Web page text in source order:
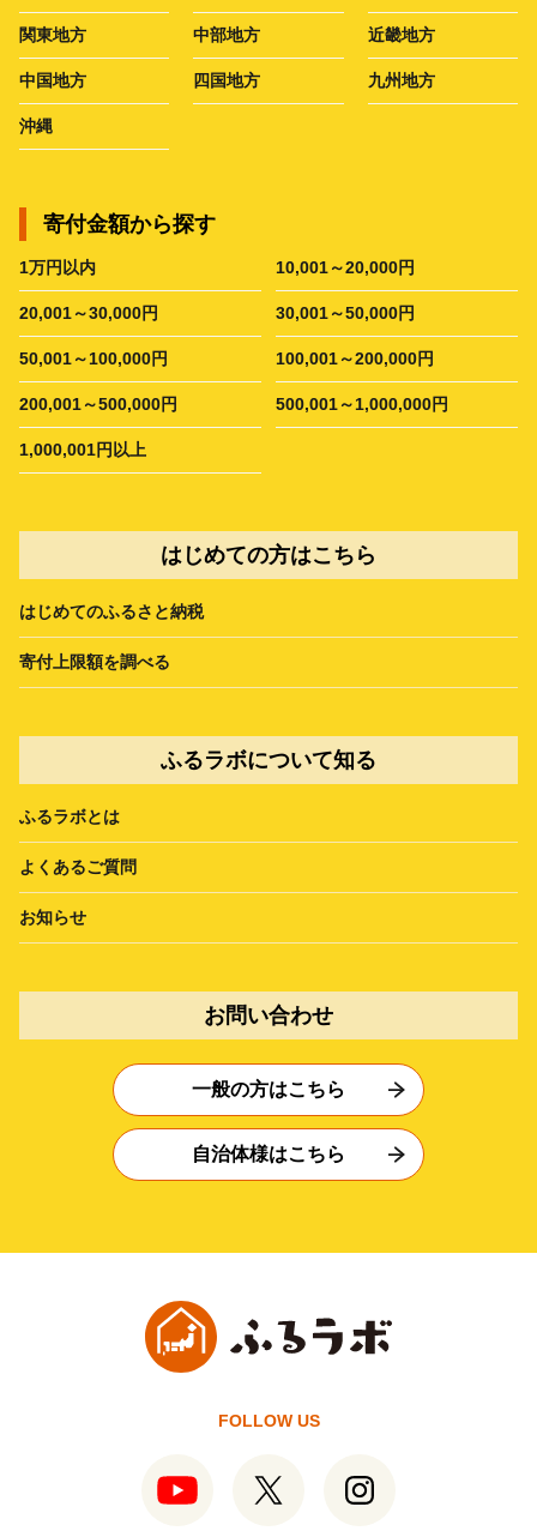
関東地方 中部地方 近畿地方
中国地方 四国地方 九州地方
沖縄
寄付金額から探す
1万円以内 10,001～20,000円
20,001～30,000円 30,001～50,000円
50,001～100,000円 100,001～200,000円
200,001～500,000円 500,001～1,000,000円
1,000,001円以上
はじめての方はこちら
はじめてのふるさと納税
寄付上限額を調べる
ふるラボについて知る
ふるラボとは
よくあるご質問
お知らせ
お問い合わせ
一般の方はこちら
自治体様はこちら
FOLLOW US